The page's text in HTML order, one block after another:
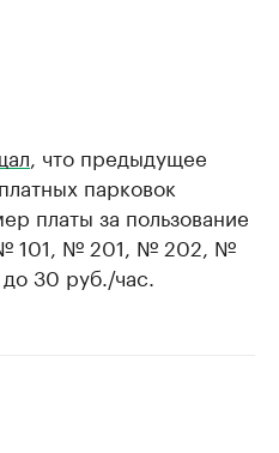
, что предыдущее
парковок
платы за пользование
№ 101, № 201, № 202, №
30 руб./час.